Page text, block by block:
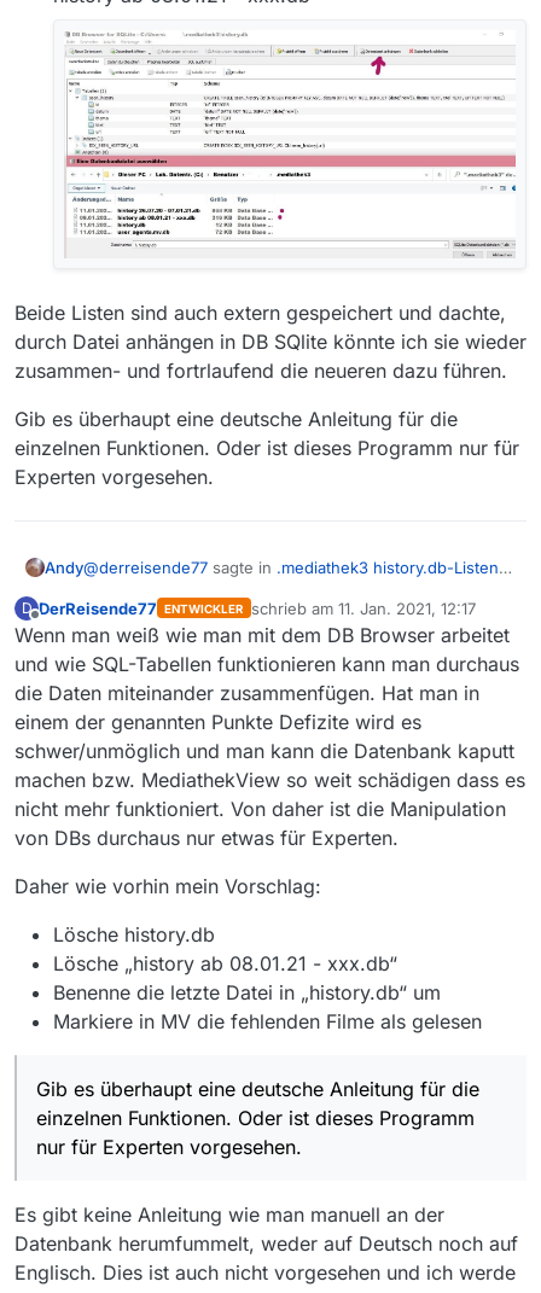
Beide Listen sind auch extern gespeichert und dachte,
durch Datei anhängen in DB SQlite könnte ich sie wieder
zusammen- und fortrlaufend die neueren dazu führen.
Gib es überhaupt eine deutsche Anleitung für die
einzelnen Funktionen. Oder ist dieses Programm nur für
Experten vorgesehen.
Andy@derreisende77 sagte in .mediathek3 history.db-Listen
Mein Rat: Nimm die größere DB, benenne sie
wieder richtig
Was ist die richtige Benennung?
unter .mediathek3-Ordner habe ich 2 Listen gespeichert
history 26.07.20 - 07.01.21.db v. 08.01
history ab 08.01.21 - xxx.db
Beide Listen sind auch extern gespeichert und dachte,
durch Datei anhängen in DB SQlite könnte ich sie wieder
zusammen- und fortrlaufend die neueren dazu führen.
Gib es überhaupt eine deutsche Anleitung für die
einzelnen Funktionen. Oder ist dieses Programm nur für
Experten vorgesehen.
D DerReisende77 ENTWICKLER schrieb am 11. Jan. 2021, 12:17
zuletzt editiert von
Wenn man weiß wie man mit dem DB Browser arbeitet
und wie SQL-Tabellen funktionieren kann man durchaus
die Daten miteinander zusammenfügen. Hat man in
einem der genannten Punkte Defizite wird es
schwer/unmöglich und man kann die Datenbank kaputt
machen bzw. MediathekView so weit schädigen dass es
nicht mehr funktioniert. Von daher ist die Manipulation
von DBs durchaus nur etwas für Experten.
Daher wie vorhin mein Vorschlag:
Lösche history.db
Lösche „history ab 08.01.21 - xxx.db“
Benenne die letzte Datei in „history.db“ um
Markiere in MV die fehlenden Filme als gelesen
Gib es überhaupt eine deutsche Anleitung für die
einzelnen Funktionen. Oder ist dieses Programm
nur für Experten vorgesehen.
Es gibt keine Anleitung wie man manuell an der
Datenbank herumfummelt, weder auf Deutsch noch auf
Englisch. Dies ist auch nicht vorgesehen und ich werde